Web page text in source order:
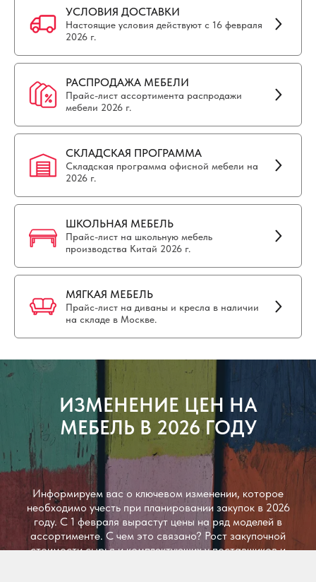
УСЛОВИЯ ДОСТАВКИ
Настоящие условия действуют с 16 февраля
2026 г.
РАСПРОДАЖА МЕБЕЛИ
Прайс-лист ассортимента распродажи
мебели 2026 г.
СКЛАДСКАЯ ПРОГРАММА
Складская программа офисной мебели на
2026 г.
ШКОЛЬНАЯ МЕБЕЛЬ
Прайс-лист на школьную мебель
производства Китай 2026 г.
МЯГКАЯ МЕБЕЛЬ
Прайс-лист на диваны и кресла в наличии
на складе в Москве.
ИЗМЕНЕНИЕ ЦЕН НА
МЕБЕЛЬ В 2026 ГОДУ
Информируем вас о ключевом изменении, которое
необходимо учесть при планировании закупок в 2026
году. С 1 февраля вырастут цены на ряд моделей в
ассортименте. С чем это связано? Рост закупочной
стоимости сырья и комплектующих у поставщиков и